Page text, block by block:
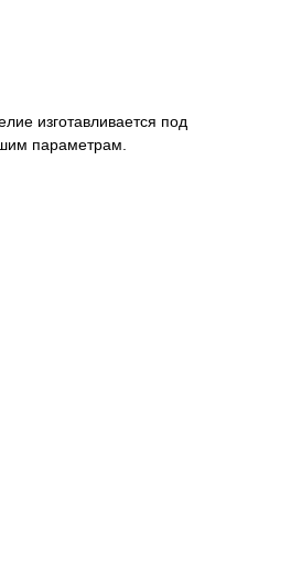
изготавливается под
параметрам.